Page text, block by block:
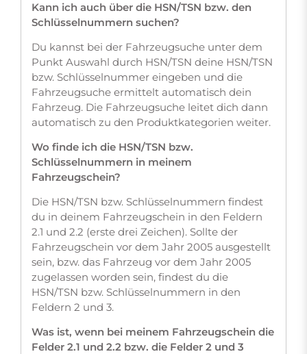
Kann ich auch über die HSN/TSN bzw. den
Schlüsselnummern suchen?
Du kannst bei der Fahrzeugsuche unter dem
Punkt Auswahl durch HSN/TSN deine HSN/TSN
bzw. Schlüsselnummer eingeben und die
Fahrzeugsuche ermittelt automatisch dein
Fahrzeug. Die Fahrzeugsuche leitet dich dann
automatisch zu den Produktkategorien weiter.
Wo finde ich die HSN/TSN bzw.
Schlüsselnummern in meinem
Fahrzeugschein?
Die HSN/TSN bzw. Schlüsselnummern findest
du in deinem Fahrzeugschein in den Feldern
2.1 und 2.2 (erste drei Zeichen). Sollte der
Fahrzeugschein vor dem Jahr 2005 ausgestellt
sein, bzw. das Fahrzeug vor dem Jahr 2005
zugelassen worden sein, findest du die
HSN/TSN bzw. Schlüsselnummern in den
Feldern 2 und 3.
Was ist, wenn bei meinem Fahrzeugschein die
Felder 2.1 und 2.2 bzw. die Felder 2 und 3